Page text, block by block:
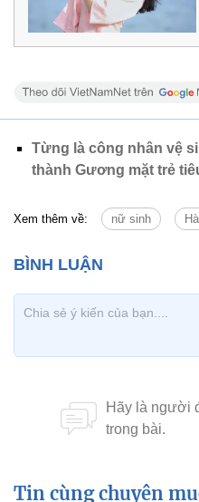
Từng là công nhân vệ
thành Gương mặt trẻ
Xem thêm về: nữ sinh
Tin cùng chuyên